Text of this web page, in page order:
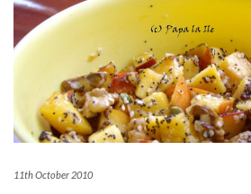
11th October 2010